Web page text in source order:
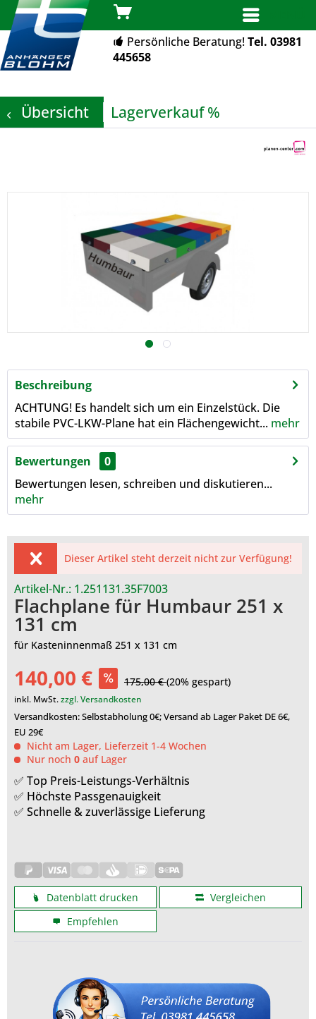
Persönliche Beratung!Tel. 03981
445658
Übersicht Lagerverkauf %
Beschreibung
ACHTUNG! Es handelt sich um ein Einzelstück. Die
stabile PVC-LKW-Plane hat ein Flächengewicht... mehr
Bewertungen
0
Bewertungen lesen, schreiben und diskutieren...
mehr
Dieser Artikel steht derzeit nicht zur Verfügung!
Artikel-Nr.: 1.251131.35F7003
Flachplane für Humbaur 251 x
131 cm
für Kasteninnenmaß 251 x 131 cm
140,00 € 175,00 €(20% gespart)
inkl. MwSt.zzgl. Versandkosten
Versandkosten: Selbstabholung 0€; Versand ab Lager Paket DE 6€,
EU 29€
Nicht am Lager, Lieferzeit 1-4 Wochen
Nur noch 0 auf Lager
✅ Top Preis-Leistungs-Verhältnis
✅ Höchste Passgenauigkeit
✅ Schnelle & zuverlässige Lieferung
Datenblatt drucken
Vergleichen
Empfehlen